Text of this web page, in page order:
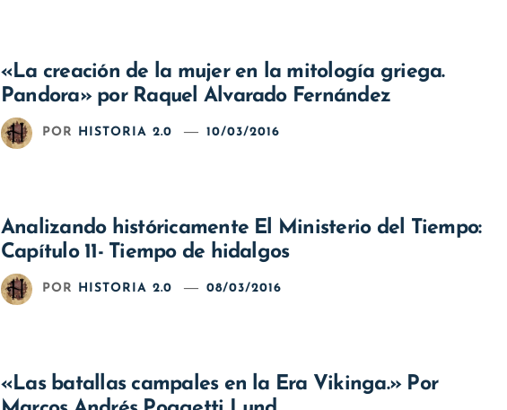
«La creación de la mujer en la mitología griega.
Pandora» por Raquel Alvarado Fernández
POR HISTORIA 2.0 10/03/2016
Analizando históricamente El Ministerio del Tiempo:
Capítulo 11- Tiempo de hidalgos
POR HISTORIA 2.0 08/03/2016
«Las batallas campales en la Era Vikinga.» Por